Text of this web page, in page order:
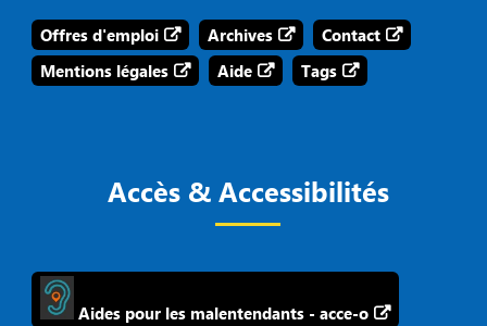
Offres d'emploi Archives
Contact
Mentions légales
Aide Tags
Accès & Accessibilités
Aides pour les malentendants - acce-o